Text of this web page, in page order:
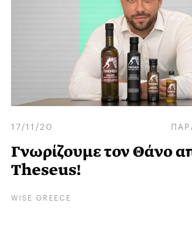
17/11/20
Γνωρίζουμε τον Θάνο
Theseus!
WISE GREECE